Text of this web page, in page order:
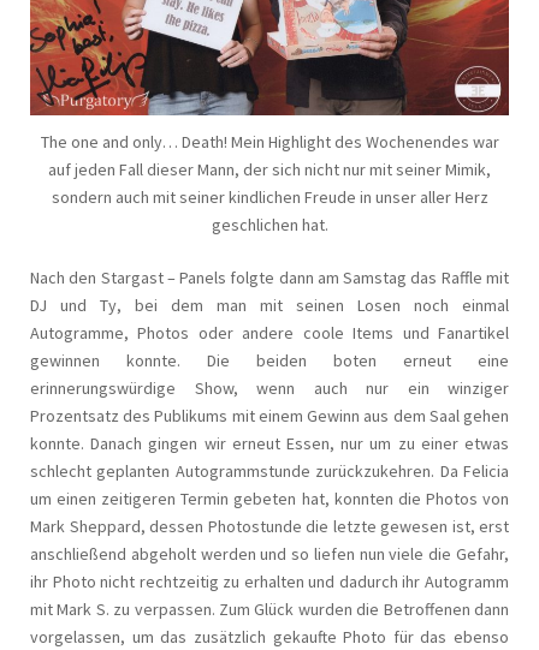
The one and only… Death! Mein Highlight des Wochenendes war
auf jeden Fall dieser Mann, der sich nicht nur mit seiner Mimik,
sondern auch mit seiner kindlichen Freude in unser aller Herz
geschlichen hat.
Nach den Stargast – Panels folgte dann am Samstag das Raffle mit
DJ und Ty, bei dem man mit seinen Losen noch einmal
Autogramme, Photos oder andere coole Items und Fanartikel
gewinnen konnte. Die beiden boten erneut eine
erinnerungswürdige Show, wenn auch nur ein winziger
Prozentsatz des Publikums mit einem Gewinn aus dem Saal gehen
konnte. Danach gingen wir erneut Essen, nur um zu einer etwas
schlecht geplanten Autogrammstunde zurückzukehren. Da Felicia
um einen zeitigeren Termin gebeten hat, konnten die Photos von
Mark Sheppard, dessen Photostunde die letzte gewesen ist, erst
anschließend abgeholt werden und so liefen nun viele die Gefahr,
ihr Photo nicht rechtzeitig zu erhalten und dadurch ihr Autogramm
mit Mark S. zu verpassen. Zum Glück wurden die Betroffenen dann
vorgelassen, um das zusätzlich gekaufte Photo für das ebenso